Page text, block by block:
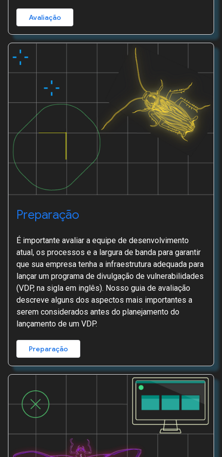
Avaliação
Preparação
É importante avaliar a equipe de desenvolvimento
atual, os processos e a largura de banda para garantir
que sua empresa tenha a infraestrutura adequada para
lançar um programa de divulgação de vulnerabilidades
(VDP, na sigla em inglês). Nosso guia de avaliação
descreve alguns dos aspectos mais importantes a
serem considerados antes do planejamento do
lançamento de um VDP.
Preparação